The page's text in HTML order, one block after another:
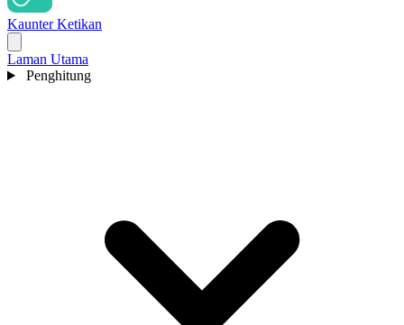
Kaunter Ketikan
Laman Utama
Penghitung